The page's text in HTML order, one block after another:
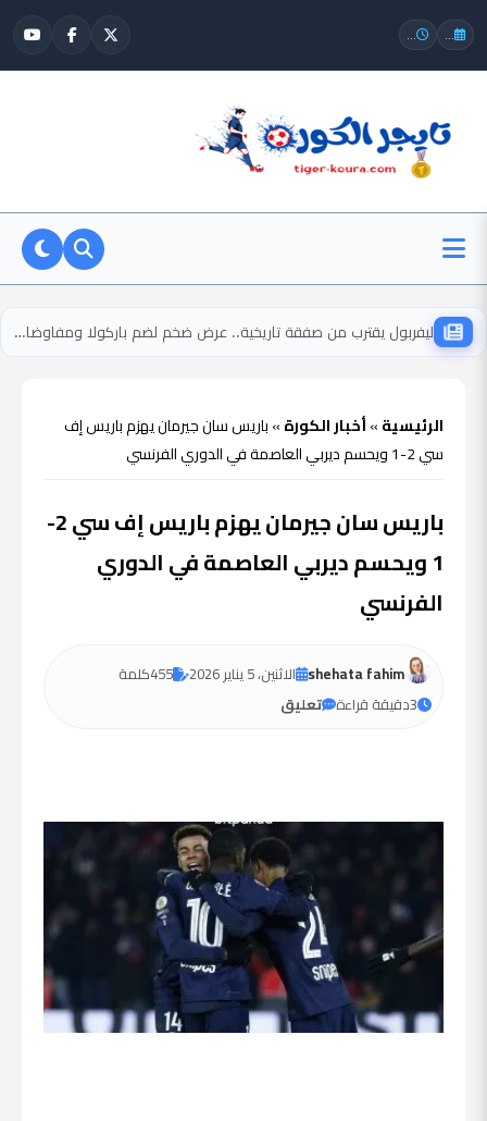
...
...
الرئيسية»أخبار الكورة»باريس سان جيرمان يهزم باريس إف
سي 2-1 ويحسم ديربي العاصمة في الدوري الفرنسي
باريس سان جيرمان يهزم باريس إف سي 2-
1 ويحسم ديربي العاصمة في الدوري
الفرنسي
shehata fahim الاثنين، 5 يناير 2026 455كلمة
3دقيقة قراءة تعليق